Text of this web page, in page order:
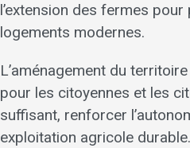
l’extension des fermes
logements modernes.
L’aménagement du
pour les citoyennes et les
suffisant, renforcer
exploitation agricole